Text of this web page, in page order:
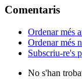
Comentaris
Ordenar més
Ordenar més
Subscriu-re's
No s'han